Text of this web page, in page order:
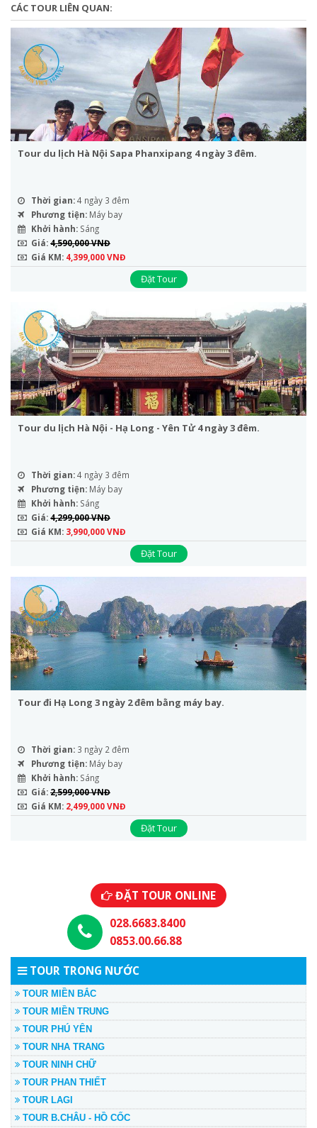
CÁC TOUR LIÊN QUAN:
Tour du lịch Hà Nội Sapa Phanxipang 4 ngày 3 đêm.
Thời gian:4 ngày 3 đêm
Phương tiện: Máy bay
Khởi hành: Sáng
Giá:4,590,000 VNĐ
Giá KM: 4,399,000 VNĐ
Đặt Tour
Tour du lịch Hà Nội - Hạ Long - Yên Tử 4 ngày 3 đêm.
Thời gian:4 ngày 3 đêm
Phương tiện: Máy bay
Khởi hành: Sáng
Giá:4,299,000 VNĐ
Giá KM: 3,990,000 VNĐ
Đặt Tour
Tour đi Hạ Long 3 ngày 2 đêm bằng máy bay.
Thời gian: 3 ngày 2 đêm
Phương tiện: Máy bay
Khởi hành: Sáng
Giá:2,599,000 VNĐ
Giá KM: 2,499,000 VNĐ
Đặt Tour
ĐẶT TOUR ONLINE
028.6683.8400
0853.00.66.88
TOUR TRONG NƯỚC
TOUR MIỀN BẮC
TOUR MIỀN TRUNG
TOUR PHÚ YÊN
TOUR NHA TRANG
TOUR NINH CHỮ
TOUR PHAN THIẾT
TOUR LAGI
TOUR B.CHÂU - HỒ CỐC